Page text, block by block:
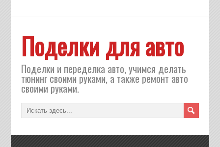
Поделки для авто
Поделки и переделка авто, учимся делать
тюнинг своими руками, а также ремонт авто
своими руками.